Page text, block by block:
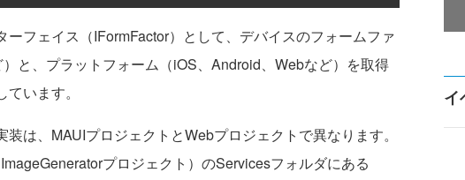
フェイス（IFormFactor）として、デバイスのフォームファ
と、プラットフォーム（iOS、Android、Webなど）を取得
います。
は、MAUIプロジェクトとWebプロジェクトで異なります。
プロジェクト）のServicesフォルダにある
イ